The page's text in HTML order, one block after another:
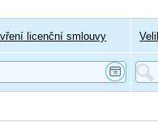
licenční smlouvy